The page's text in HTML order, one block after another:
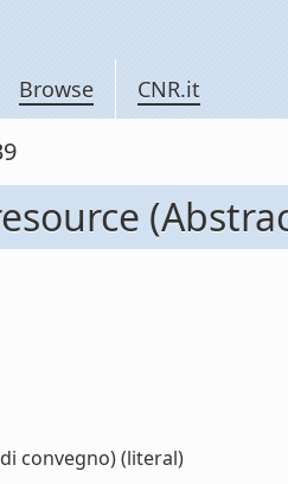
Browse CNR.it
convegno) (literal)